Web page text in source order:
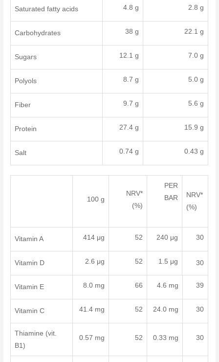
Saturated fatty acids 4.8 g 2.8 g
Carbohydrates 38 g 22.1 g
Sugars 12.1 g 7.0 g
Polyols 8.7 g 5.0 g
Fiber 9.7 g 5.6 g
Protein 27.4 g 15.9 g
Salt 0.74 g 0.43 g
100 g
NRV*
(%)
PER
BAR
NRV*
(%)
Vitamin A 414 μg 52 240 μg 30
Vitamin D 2.6 μg 52 1.5 μg 30
Vitamin E 8.0 mg 66 4.6 mg 39
Vitamin C 41.4 mg 52 24.0 mg 30
Thiamine (vit.
B1)
0.57 mg 52 0.33 mg 30